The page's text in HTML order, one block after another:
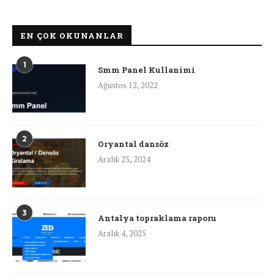
EN ÇOK OKUNANLAR
1
Smm Panel Kullanimi
Ağustos 12, 2022
2
Oryantal dansöz
Aralık 25, 2024
3
Antalya topraklama raporu
Aralık 4, 2025